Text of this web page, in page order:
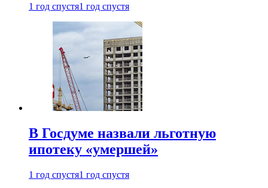
1 год спустя1 год спустя
В Госдуме назвали льготную
ипотеку «умершей»
1 год спустя1 год спустя